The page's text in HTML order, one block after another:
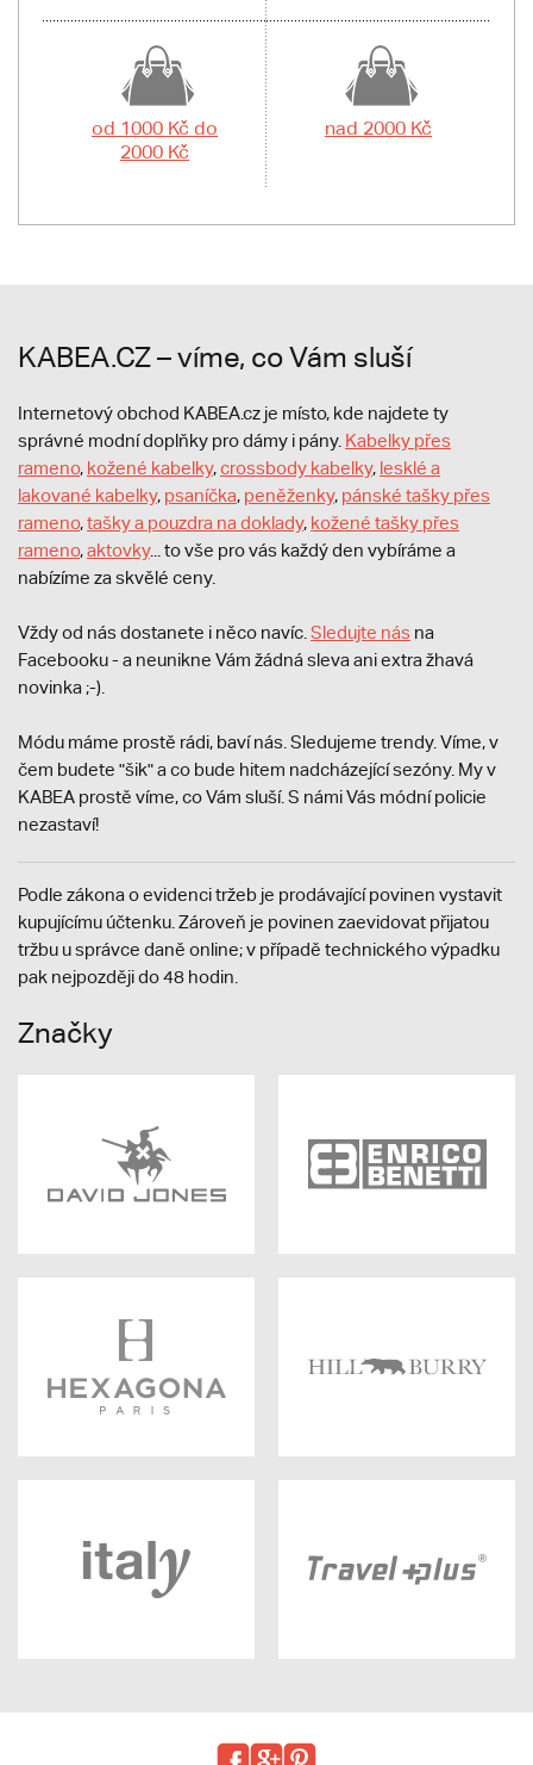
od 1000 Kč do
2000 Kč
nad 2000 Kč
KABEA.CZ – víme, co Vám sluší
Internetový obchod KABEA.cz je místo, kde najdete ty
správné modní doplňky pro dámy i pány. Kabelky přes
rameno, kožené kabelky,crossbody kabelky, lesklé a
lakované kabelky, psaníčka, peněženky, pánské tašky přes
rameno,tašky a pouzdra na doklady, kožené tašky přes
rameno,aktovky... to vše pro vás každý den vybíráme a
nabízíme za skvělé ceny.
Vždy od nás dostanete i něco navíc. Sledujte nás na
Facebooku - a neunikne Vám žádná sleva ani extra žhavá
novinka ;-).
Módu máme prostě rádi, baví nás. Sledujeme trendy. Víme, v
čem budete "šik" a co bude hitem nadcházející sezóny. My v
KABEA prostě víme, co Vám sluší. S námi Vás módní policie
nezastaví!
Podle zákona o evidenci tržeb je prodávající povinen vystavit
kupujícímu účtenku. Zároveň je povinen zaevidovat přijatou
tržbu u správce daně online; v případě technického výpadku
pak nejpozději do 48 hodin.
Značky